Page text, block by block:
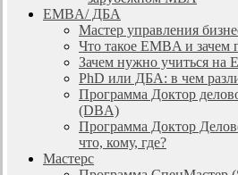
EMBA/ ДБA
Мастер управления
Что такое EMBA и зачем
Зачем нужно учиться на
PhD или ДБА: в чем
Программа Доктор
(DBА)
Программа Доктор
что, кому, где?
Мастерс